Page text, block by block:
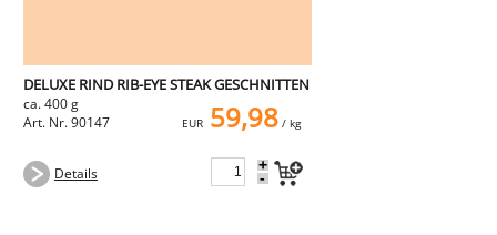
DELUXE RIND RIB-EYE STEAK GESCHNITTEN
ca. 400 g
Art. Nr. 90147
EUR 59,98/ kg
Details +
-